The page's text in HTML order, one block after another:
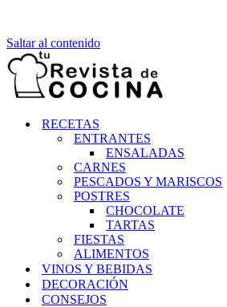
Saltar al contenido
RECETAS
ENTRANTES
ENSALADAS
CARNES
PESCADOS Y MARISCOS
POSTRES
CHOCOLATE
TARTAS
FIESTAS
ALIMENTOS
VINOS Y BEBIDAS
DECORACIÓN
CONSEJOS